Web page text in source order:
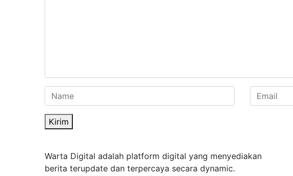
Kirim
Warta Digital adalah platform digital yang menyediakan
berita terupdate dan terpercaya secara dynamic.